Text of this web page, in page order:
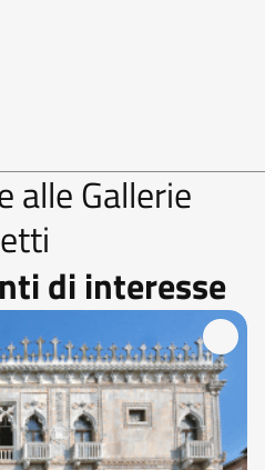
alle Gallerie
di interesse